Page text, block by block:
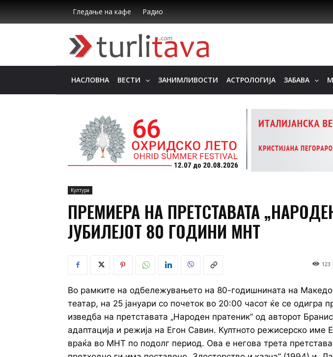
Гледање на кафе Радио
НАСЛОВНА ВЕСТИ ЗАНИМЛИВОСТИ АСТРОЛОГИЈА ЗАБАВА
Култура
ПРЕМИЕРА НА ПРЕТСТАВАТА
ЈУБИЛЕЈОТ 80 ГОДИНИ МНТ
123
Во рамките на одбележувањето на 80-годишнината на
театар, на 25 јануари со почеток во 20:00 часот ќе се одигра
изведба на претставата „Народен пратеник” од авторот
адаптација и режија на Егон Савин. Култното режисерско име
враќа во МНТ по подолг период. Ова е негова трета претстава